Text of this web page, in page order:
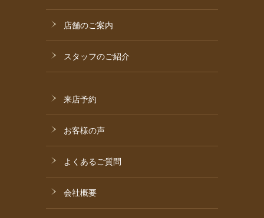
店舗のご案内
スタッフのご紹介
来店予約
お客様の声
よくあるご質問
会社概要